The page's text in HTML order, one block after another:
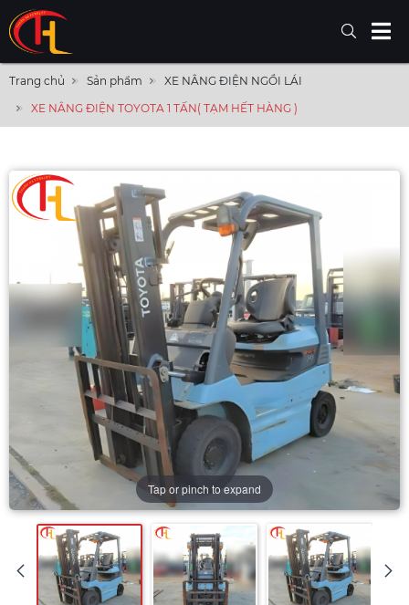
Trang chủ Sản phẩm
XE NÂNG ĐIỆN NGỒI LÁI
XE NÂNG ĐIỆN TOYOTA 1 TẤN( TẠM HẾT HÀNG )
Tap or pinch to expand